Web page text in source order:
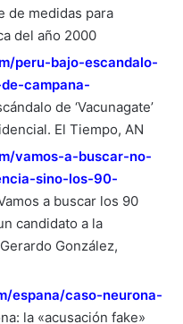
de medidas para
del año 2000
peru-bajo-escandalo-
campana-
de ‘Vacunagate’
El Tiempo, AN
vamos-a-buscar-no-
sino-los-90-
a buscar los 90
candidato a la
González,
espana/caso-neurona-
la «acusación fake»